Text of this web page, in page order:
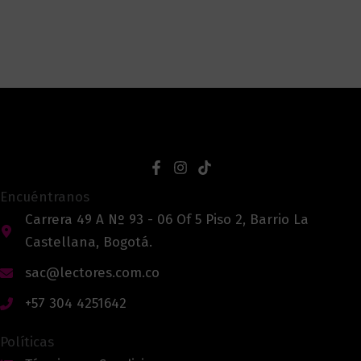
Encuéntranos
Carrera 49 A Nº 93 - 06 Of 5 Piso 2, Barrio La
Castellana, Bogotá.
sac@lectores.com.co
+57 304 4251642
Políticas